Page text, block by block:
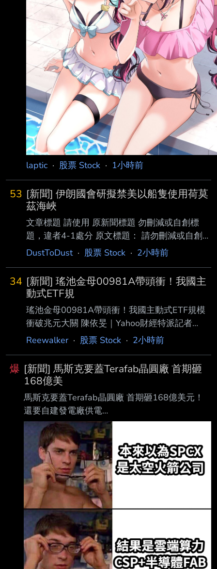
laptic · 股票 Stock · 1小時前
53 [新聞] 伊朗國會研擬禁美以船隻使用荷莫
茲海峽
文章標題 請使用 原新聞標題 勿刪減或自創標
題，違者4-1處分 原文標題： 請勿刪減或自創標
題，違者4-1處分，此行請刪除 伊朗國會研擬禁
成金額 原文連結： 網址超過一行，請用縮網
址，連結不能點擊者板規 1-2-2 處分。
https://www.ctee.com.tw/news/202608077009
96-430701 發布時間： 請勿張貼超過3天新聞
2026.08.07 11:25 記者署名： 中時即時 蔡宗穎
原文內容： 伊朗試圖禁止美國與以色列船隻使
DustToDust· 股票 Stock · 2小時前
34 [新聞] 瑤池金母00981A帶頭衝！我國主
動式ETF規
瑤池金母00981A帶頭衝！我國主動式ETF規模
衝破兆元大關 陳依旻｜Yahoo財經特派記者
2026年8月7日週五 我國海內外加上債券型主動
增長（00981A ）等熱門標的強勢領軍下，帶動
整體台股主動式 ETF 總規模攀升至8,687億元，
若再加上 海外股票型與債券型商品，全台主動
式 ETF 總規模已一舉跨過「1 兆元」大關，顯見
資 金正加速湧入主動管理商品。 ETF Exchange
Traded Funds sign. Invesment, trading
Reewalker· 股票 Stock · 2小時前
爆 [新聞] 馬斯克要蓋Terafab晶圓廠 首期砸
168億美
馬斯克要蓋Terafab晶圓廠 首期砸168億美元！
還要自建發電廠供電
https://udn.com/news/story/6811/9676350
2026-08-07 08:35 經濟日報 葉亭均 馬斯克的
太空公司SpaceX與電動車公司特斯拉（Tesla）
初期將投入168億美元，在美國德 州格萊姆斯郡
（Grimes County）興建名為Terafab的先進AI半
導體製造園區，同時還計劃 自建天然氣發電廠以
支援電力。此時正值這兩家公司正全力爭取對未
來發展至關重要的晶 片產能。 在目前全球晶片
供應吃